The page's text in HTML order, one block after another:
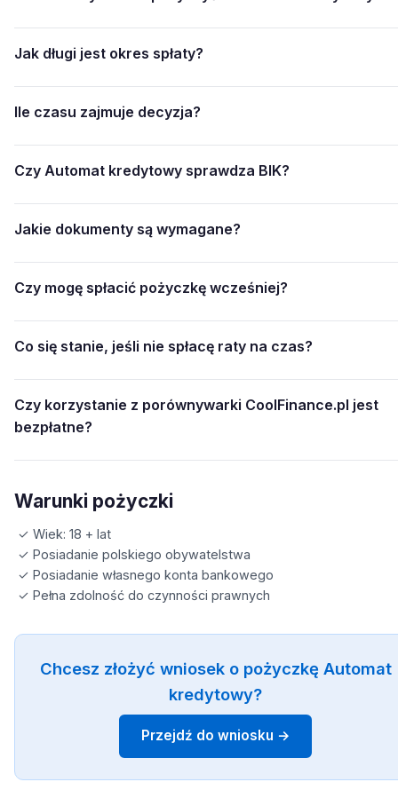
Jak długi jest okres spłaty?
Ile czasu zajmuje decyzja?
Czy Automat kredytowy sprawdza BIK?
Jakie dokumenty są wymagane?
Czy mogę spłacić pożyczkę wcześniej?
Co się stanie, jeśli nie spłacę raty na czas?
Czy korzystanie z porównywarki CoolFinance.pl jest
bezpłatne?
Warunki pożyczki
✓ Wiek: 18 + lat
✓ Posiadanie polskiego obywatelstwa
✓ Posiadanie własnego konta bankowego
✓ Pełna zdolność do czynności prawnych
Chcesz złożyć wniosek o pożyczkę Automat
kredytowy?
Przejdź do wniosku →